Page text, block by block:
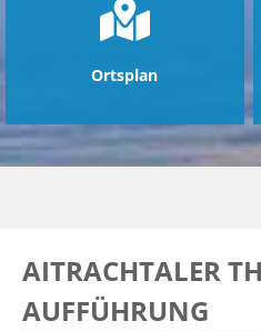
Ortsplan
AITRACHTALER
AUFFÜHRUNG